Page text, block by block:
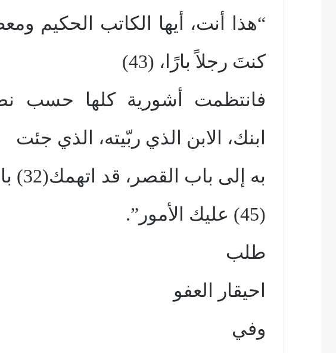
“هذا أنت، أيها الكاتب الحكيم
كنتَ رجلاً بارًا، (43)
ابنك، الابن الذي ربّيته، الذي جئت
به
(45) عليك الأمور”.
طلب
احيقار العفو
وفي